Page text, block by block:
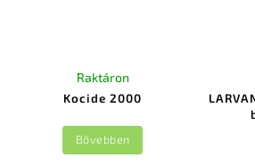
Kocide 2000
Raktáron
Bővebben